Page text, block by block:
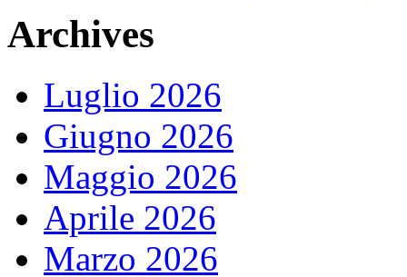
Archives
Luglio 2026
Giugno 2026
Maggio 2026
Aprile 2026
Marzo 2026